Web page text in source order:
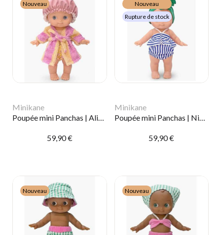
Nouveau
Minikane
Poupée mini Panchas | Alice à la maison
59,90 €
Nouveau
Rupture de stock
Minikane
Poupée mini Panchas | Ninon à la plage
59,90 €
Nouveau Nouveau